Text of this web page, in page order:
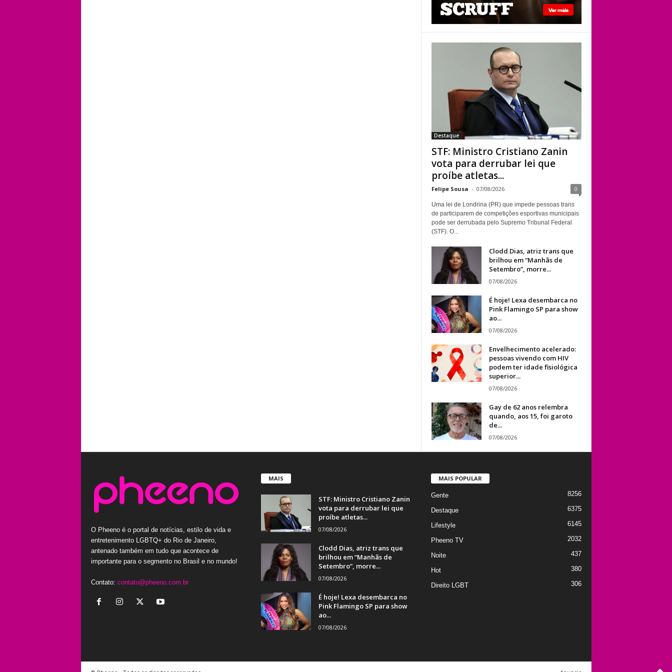
STF: Ministro
para derrubar lei
que proíbe atletas
transgênero em
competições de
Londrina
Destaque
STF: Ministro Cristiano Zanin
vota para derrubar lei que
proíbe atletas...
Felipe Sousa - 07/08/2026 0
Uma lei de Londrina (PR) que impede pessoas trans
de participarem de competições esportivas municipais
pode ser derrubada pelo Supremo Tribunal Federal
(STF). O...
Clodd Dias, atriz trans que
brilhou em “Manhãs de
Setembro”, morre...
07/08/2026
É hoje! Lexa desembarca no
Pink Flamingo SP para show
ao...
07/08/2026
Envelhecimento acelerado:
pessoas vivendo com HIV
podem ter idade fisiológica
superior...
07/08/2026
Gay de 62 anos relembra
quando, aos 15, foi garoto
de...
07/08/2026
O Pheeno é o portal de notícias, estilo de vida e
entretenimento LGBTQ+ do Rio de Janeiro,
antenado também em tudo que acontece de
importante para o segmento no Brasil e no mundo!
Contato: contato@pheeno.com.br
MAIS
STF: Ministro Cristiano Zanin
vota para derrubar lei que
proíbe atletas...
07/08/2026
Clodd Dias, atriz trans que
brilhou em “Manhãs de
Setembro”, morre...
07/08/2026
É hoje! Lexa desembarca no
Pink Flamingo SP para show
ao...
07/08/2026
MAIS POPULAR
Gente 8256
Destaque 6375
Lifestyle 6145
Pheeno TV 2032
Noite 437
Hot 380
Direito LGBT 306